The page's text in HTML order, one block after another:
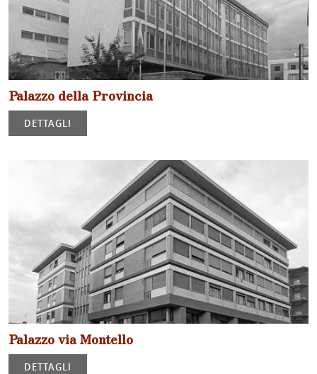
Palazzo della Provincia
DETTAGLI
Palazzo via Montello
DETTAGLI